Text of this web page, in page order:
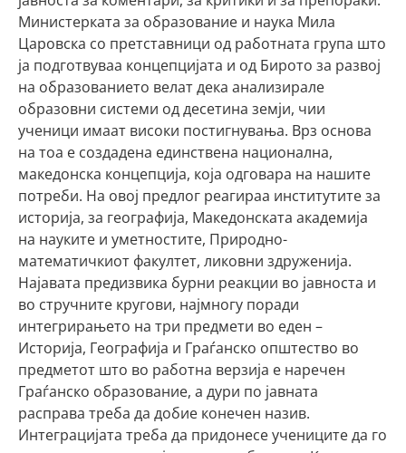
Министерката за образование и наука Мила
Царовска со претставници од работната група што
ја подготвуваа концепцијата и од Бирото за развој
на образованието велат дека анализирале
образовни системи од десетина земји, чии
ученици имаат високи постигнувања. Врз основа
на тоа е создадена единствена национална,
македонска концепција, која одговара на нашите
потреби. На овој предлог реагираа институтите за
историја, за географија, Македонската академија
на науките и уметностите, Природно-
математичкиот факултет, ликовни здруженија.
Најавата предизвика бурни реакции во јавноста и
во стручните кругови, најмногу поради
интегрирањето на три предмети во еден –
Историја, Географија и Граѓанско општество во
предметот што во работна верзија е наречен
Граѓанско образование, а дури по јавната
расправа треба да добие конечен назив.
Интеграцијата треба да придонесе учениците да го